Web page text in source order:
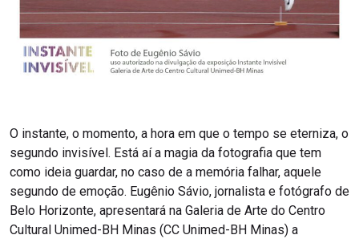
O instante, o momento, a hora em que o tempo se eterniza, o
segundo invisível. Está aí a magia da fotografia que tem
como ideia guardar, no caso de a memória falhar, aquele
segundo de emoção. Eugênio Sávio, jornalista e fotógrafo de
Belo Horizonte, apresentará na Galeria de Arte do Centro
Cultural Unimed-BH Minas (CC Unimed-BH Minas) a